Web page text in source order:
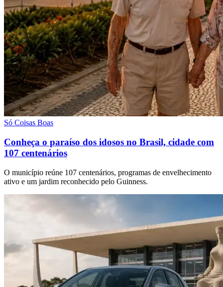
Só Coisas Boas
Conheça o paraíso dos idosos no Brasil, cidade com
107 centenários
O município reúne 107 centenários, programas de envelhecimento
ativo e um jardim reconhecido pelo Guinness.